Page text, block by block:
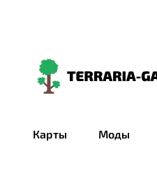
Terraria-
Карты Моды